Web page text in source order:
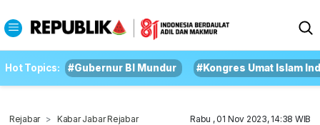
Hot Topics: #Gubernur BI Mundur #Kongres Umat Islam
Rejabar Kabar Jabar Rejabar Rabu , 01 Nov 2023, 14:38 WIB